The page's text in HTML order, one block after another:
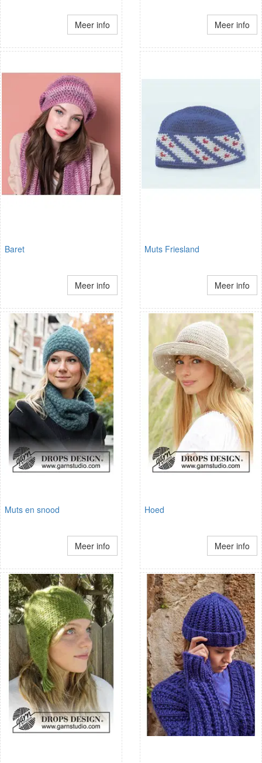
Meer info Meer info
Baret
Meer info
Muts Friesland
Meer info
Muts en snood
Meer info
Hoed
Meer info